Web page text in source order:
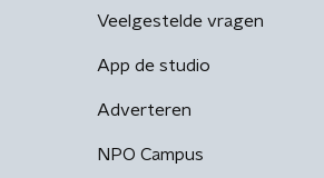
Veelgestelde vragen
App de studio
Adverteren
NPO Campus